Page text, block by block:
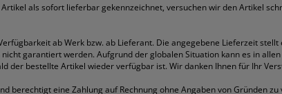
als sofort lieferbar gekennzeichnet, versuchen wir den Artikel
ab Werk bzw. ab Lieferant. Die angegebene Lieferzeit
garantiert werden. Aufgrund der globalen Situation kann es in
der bestellte Artikel wieder verfügbar ist. Wir danken Ihnen für Ihr
berechtigt eine Zahlung auf Rechnung ohne Angaben von Gründen zu